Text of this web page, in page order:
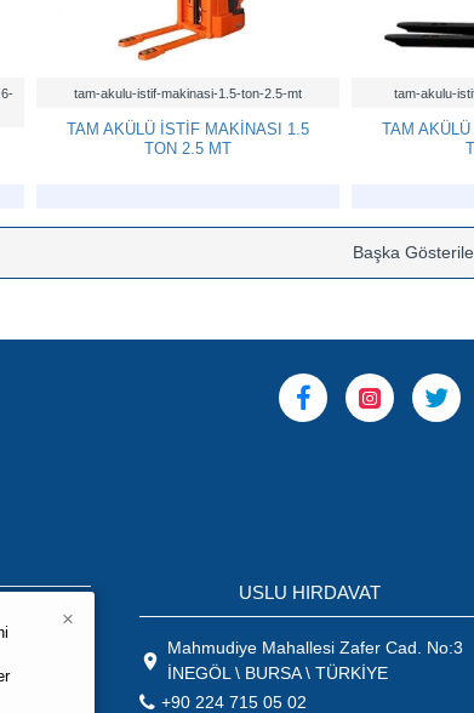
tam-akulu-istif-makinasi-1.5-ton-2.5-mt
TAM AKÜLÜ İSTİF MAKİNASI 1.5
TON 2.5 MT
tam-akulu-
TAM
Başka
İNEGÖL
USLU HIRDAVAT
Mahmudiye Mahallesi Zafer Cad. No:3
İNEGÖL \ BURSA \ TÜRKİYE
+90 224 715 05 02
×